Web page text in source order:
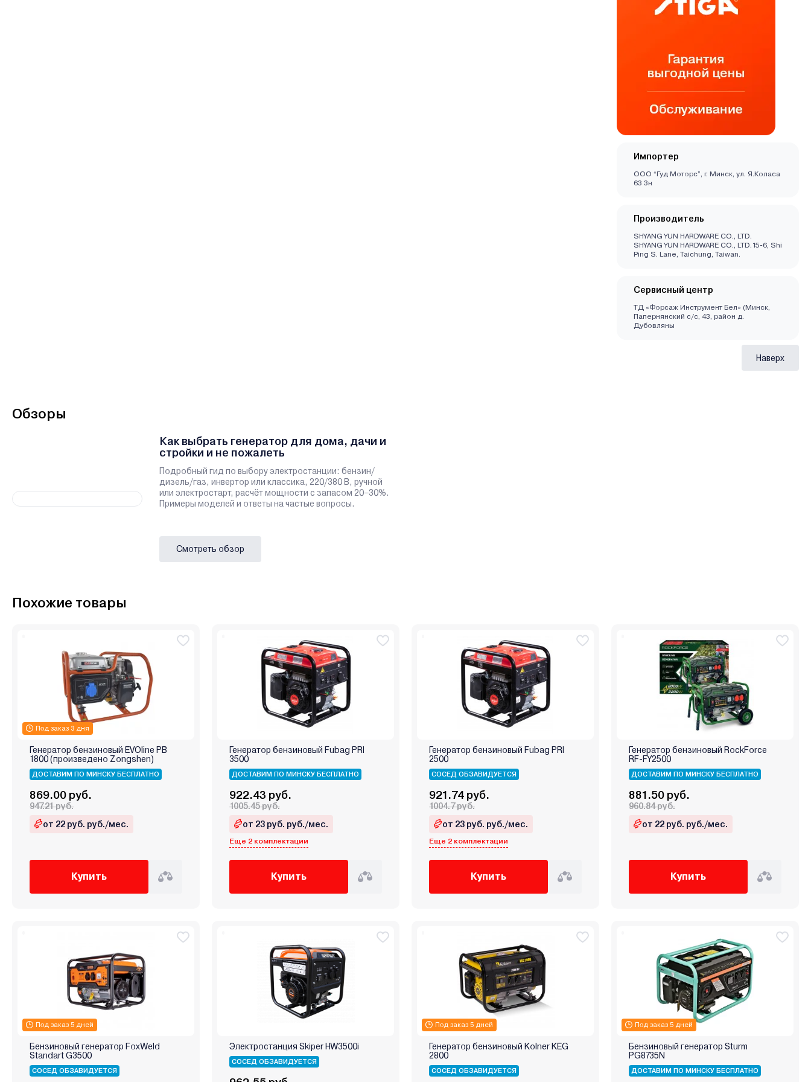
Импортер
ООО “Гуд Моторс”, г. Минск, ул. Я.Коласа
63 3н
Производитель
SHYANG YUN HARDWARE CO., LTD.
SHYANG YUN HARDWARE CO., LTD.15-6, Shi
Ping S. Lane, Taichung, Taiwan.
Сервисный центр
ТД «Форсаж Инструмент Бел» (Минск,
Папернянский с/с, 43, район д.
Дубовляны
Наверх
Обзоры
Как выбрать генератор для дома, дачи и
стройки и не пожалеть
Подробный гид по выбору электростанции: бензин/
дизель/газ, инвертор или классика, 220/380 В, ручной
или электростарт, расчёт мощности с запасом 20–30%.
Примеры моделей и ответы на частые вопросы.
Смотреть обзор
Похожие товары
Под заказ 3 дня
Генератор бензиновый EVOline PB
1800 (произведено Zongshen)
ДОСТАВИМ ПО МИНСКУ БЕСПЛАТНО
869.00 руб.
947.21 руб.
от 22 руб. руб./мес.
Купить
Генератор бензиновый Fubag PRI
3500
ДОСТАВИМ ПО МИНСКУ БЕСПЛАТНО
922.43 руб.
1005.45 руб.
от 23 руб. руб./мес.
Еще 2 комплектации
Купить
Генератор бензиновый Fubag PRI
2500
СОСЕД ОБЗАВИДУЕТСЯ
921.74 руб.
1004.7 руб.
от 23 руб. руб./мес.
Еще 2 комплектации
Купить
Генератор бензиновый RockForce
RF-FY2500
ДОСТАВИМ ПО МИНСКУ БЕСПЛАТНО
881.50 руб.
960.84 руб.
от 22 руб. руб./мес.
Купить
Под заказ 5 дней
Бензиновый генератор FoxWeld
Standart G3500
СОСЕД ОБЗАВИДУЕТСЯ
Электростанция Skiper HW3500i
СОСЕД ОБЗАВИДУЕТСЯ
Под заказ 5 дней
Генератор бензиновый Kolner KEG
2800
СОСЕД ОБЗАВИДУЕТСЯ
Под заказ 5 дней
Бензиновый генератор Sturm
PG8735N
ДОСТАВИМ ПО МИНСКУ БЕСПЛАТНО